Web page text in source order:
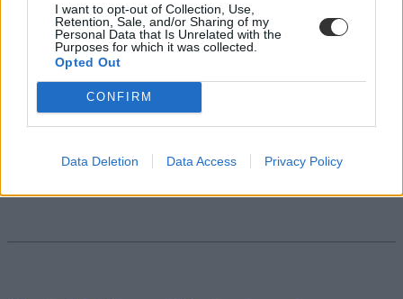
I want to opt-out of Collection, Use,
Retention, Sale, and/or Sharing of my
Personal Data that Is Unrelated with the
Purposes for which it was collected.
Opted Out
CONFIRM
Data Deletion Data Access Privacy Policy